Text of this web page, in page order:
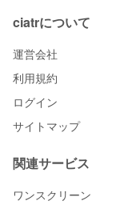
ciatrについて
運営会社
利用規約
ログイン
サイトマップ
関連サービス
ワンスクリーン